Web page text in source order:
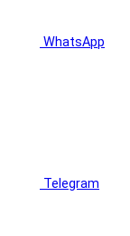
WhatsApp
Telegram